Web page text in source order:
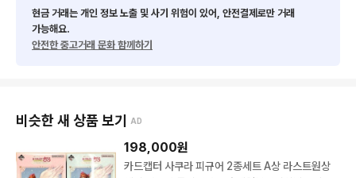
현금 거래는 개인 정보 노출 및 사기 위험이 있어, 안전결제로만 거래
가능해요.
안전한 중고거래 문화 함께하기
비슷한 새 상품 보기 AD
198,000원
카드캡터 사쿠라 피규어 2종세트 A상 라스트원상